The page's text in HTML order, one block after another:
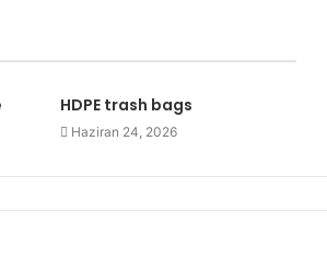
HDPE trash bags
Haziran 24, 2026